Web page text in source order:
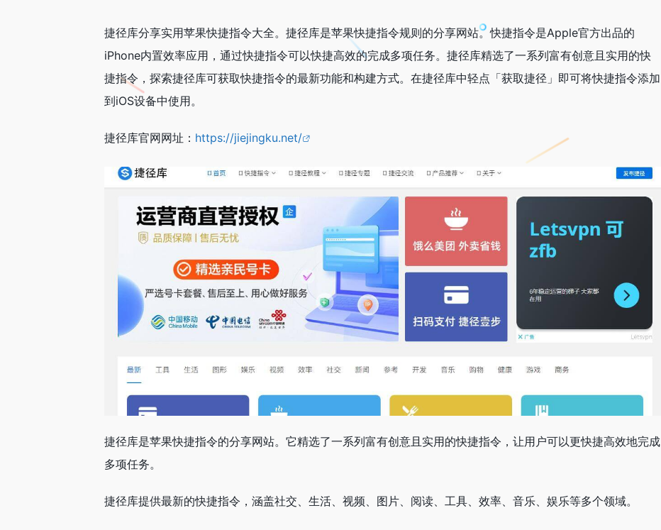
捷径库分享实用苹果快捷指令大全。捷径库是苹果快捷指令规则的分享网站。快捷指令是Apple官方出品的
iPhone内置效率应用，通过快捷指令可以快捷高效的完成多项任务。捷径库精选了一系列富有创意且实用的快
捷指令，探索捷径库可获取快捷指令的最新功能和构建方式。在捷径库中轻点「获取捷径」即可将快捷指令添加
到iOS设备中使用。
捷径库官网网址： https://jiejingku.net/
捷径库是苹果快捷指令的分享网站。它精选了一系列富有创意且实用的快捷指令，让用户可以更快捷高效地完成
多项任务。
捷径库提供最新的快捷指令，涵盖社交、生活、视频、图片、阅读、工具、效率、音乐、娱乐等多个领域。